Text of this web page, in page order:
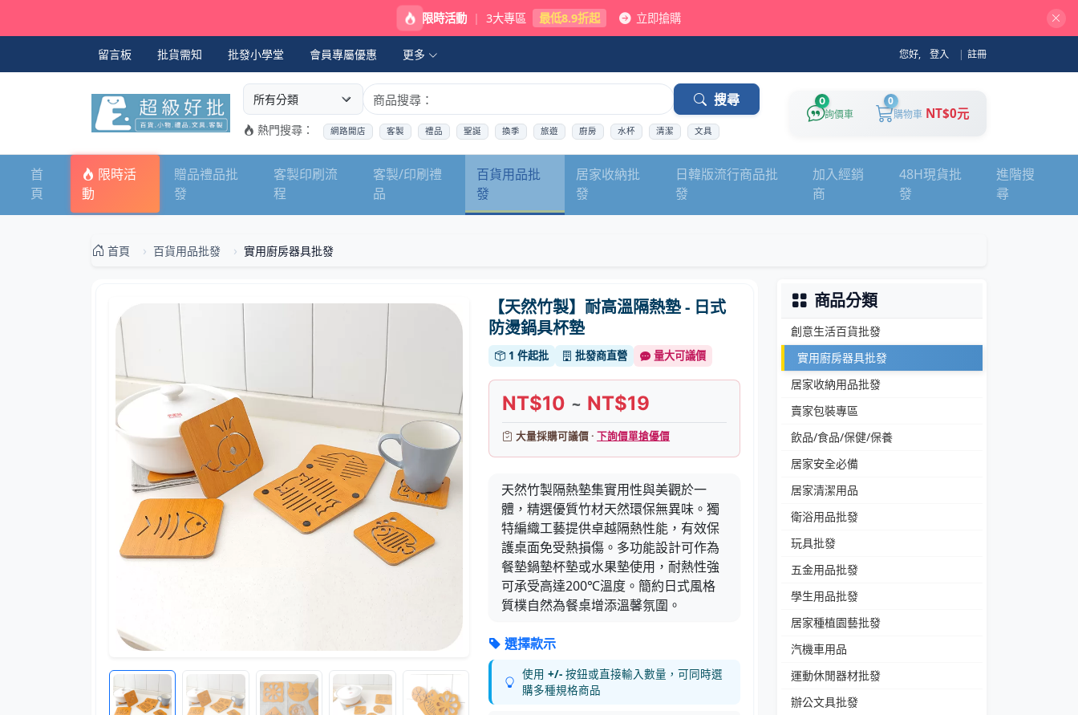
限時活動 | 3大專區 最低8.9折起 立即搶購
留言板 批貨需知 批發小學堂 會員專屬優惠 更多 您好, 登入 | 註冊
選擇商品分類
搜尋商品關鍵字 搜尋
熱門搜尋： 網路開店 客製 禮品 聖誕 換季 旅遊 廚房 水杯 清潔 文具
0
詢價車
0
購物車 NT$0元
首
頁
限時活
動
贈品禮品批
發
客製印刷流
程
客製/印刷禮
品
百貨用品批
發
居家收納批
發
日韓版流行商品批
發
加入經銷
商
48H現貨批
發
進階搜
尋
首頁 百貨用品批發 實用廚房器具批發
【天然竹製】耐高溫隔熱墊 - 日式
防燙鍋具杯墊
1 件起批 批發商直營 量大可議價
NT$10 ~ NT$19
大量採購可議價 ·下詢價單搶優價
天然竹製隔熱墊集實用性與美觀於一
體，精選優質竹材天然環保無異味。獨
特編織工藝提供卓越隔熱性能，有效保
護桌面免受熱損傷。多功能設計可作為
餐墊鍋墊杯墊或水果墊使用，耐熱性強
可承受高達200℃溫度。簡約日式風格
質樸自然為餐桌增添溫馨氛圍。
選擇款示
使用+/- 按鈕或直接輸入數量，可同時選
購多種規格商品
商品分類
創意生活百貨批發
實用廚房器具批發
居家收納用品批發
賣家包裝專區
飲品/食品/保健/保養
居家安全必備
居家清潔用品
衛浴用品批發
玩具批發
五金用品批發
學生用品批發
居家種植園藝批發
汽機車用品
運動休閒器材批發
辦公文具批發